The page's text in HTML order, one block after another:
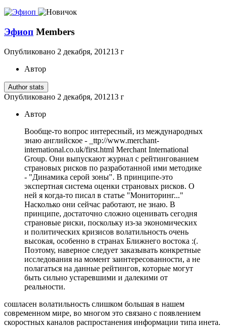
Эфиоп Members
Опубликовано 2 декабря, 201213 г
Автор
Author stats
Опубликовано 2 декабря, 201213 г
Автор
Вообще-то вопрос интересный, из международных
знаю английское - _ttp://www.merchant-
international.co.uk/first.html Merchant International
Group. Они выпускают журнал с рейтингованием
страновых рисков по разработанной ими методике
- "Динамика серой зоны". В принципе-это
экспертная система оценки страновых рисков. О
ней я когда-то писал в статье "Мониторинг..."
Насколько они сейчас работают, не знаю. В
принципе, достаточно сложно оценивать сегодня
страновые риски, поскольку из-за экономических
и политических кризисов волатильность очень
высокая, особенно в странах Ближнего востока :(.
Поэтому, наверное следует заказывать конкретные
исследования на момент заинтересованности, а не
полагаться на данные рейтингов, которые могут
быть сильно устаревшими и далекими от
реальности.
сошласен волатильность слишком большая в нашем
современном мире, во многом это связано с появлением
скоростных каналов распростанения информации типа инета.